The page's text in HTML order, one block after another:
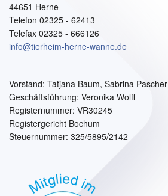
44651 Herne
Telefon 02325 - 62413
Telefax 02325 - 666126
info@tierheim-herne-wanne.de
Vorstand: Tatjana Baum, Sabrina Pascher
Geschäftsführung: Veronika Wolff
Registernummer: VR30245
Registergericht Bochum
Steuernummer: 325/5895/2142